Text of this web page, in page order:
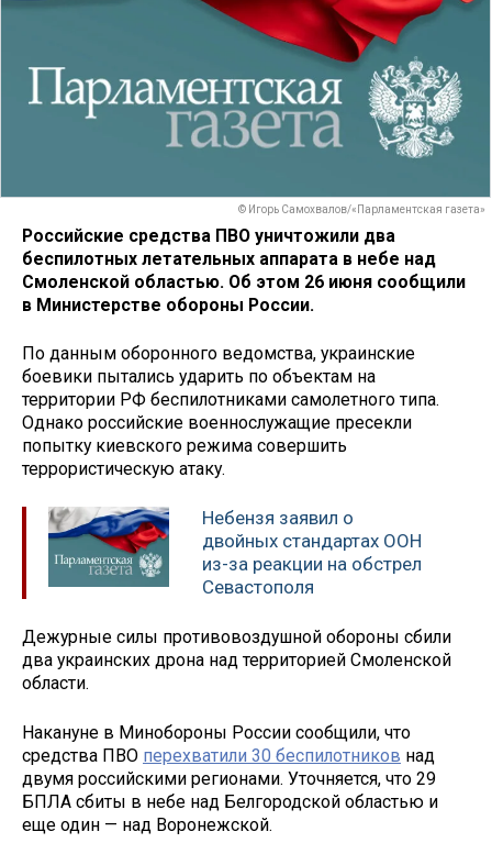
© Игорь Самохвалов/«Парламентская газета»
Российские средства ПВО уничтожили два
беспилотных летательных аппарата в небе над
Смоленской областью. Об этом 26 июня сообщили
в Министерстве обороны России.
По данным оборонного ведомства, украинские
боевики пытались ударить по объектам на
территории РФ беспилотниками самолетного типа.
Однако российские военнослужащие пресекли
попытку киевского режима совершить
террористическую атаку.
Небензя заявил о
двойных стандартах ООН
из-за реакции на обстрел
Севастополя
Дежурные силы противовоздушной обороны сбили
два украинских дрона над территорией Смоленской
области.
Накануне в Минобороны России сообщили, что
средства ПВО перехватили 30 беспилотников над
двумя российскими регионами. Уточняется, что 29
БПЛА сбиты в небе над Белгородской областью и
еще один — над Воронежской.